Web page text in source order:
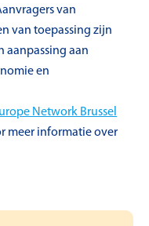
van
van toepassing zijn
aanpassing aan
en
Network Brussel
meer informatie over